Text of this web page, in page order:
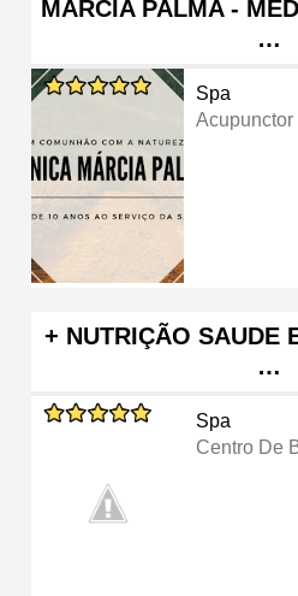
MÁRCIA PALMA -
…
Spa
Acupunctor
+ NUTRIÇÃO SAUDE
…
Spa
Centro De